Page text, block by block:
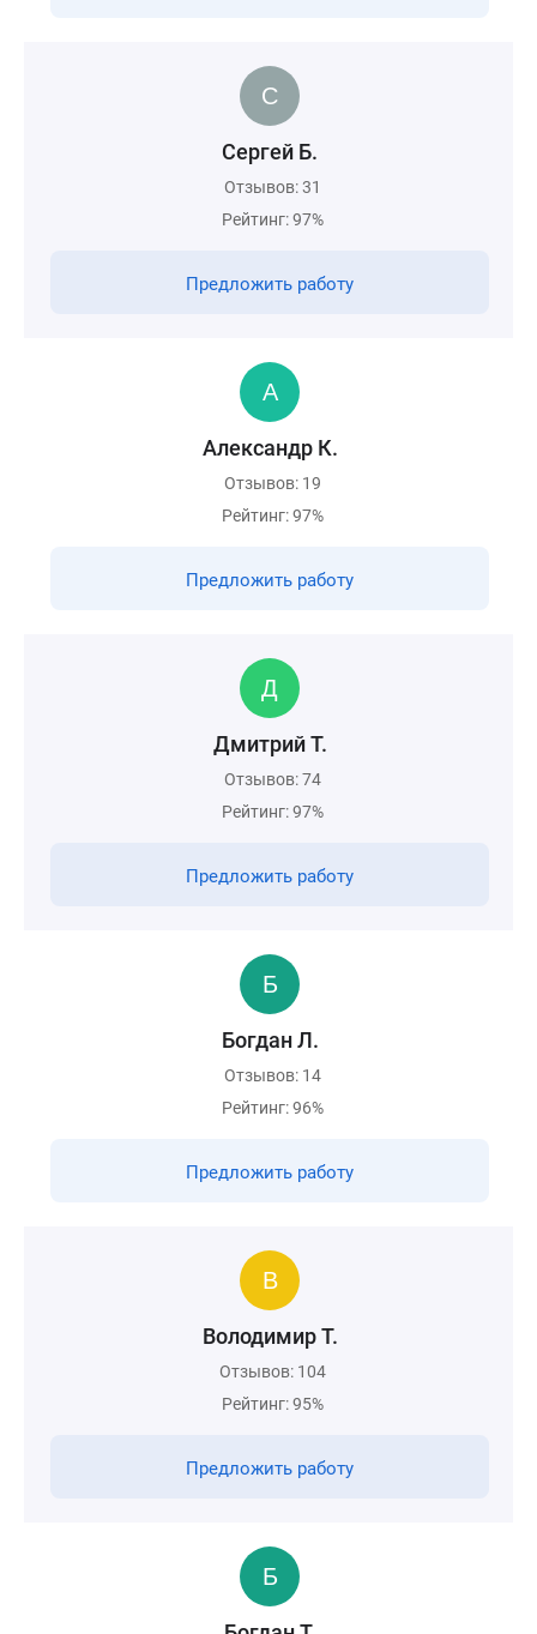
Сергей Б.
Отзывов: 31
Рейтинг: 97%
Предложить работу
Александр К.
Отзывов: 19
Рейтинг: 97%
Предложить работу
Дмитрий Т.
Отзывов: 74
Рейтинг: 97%
Предложить работу
Богдан Л.
Отзывов: 14
Рейтинг: 96%
Предложить работу
Володимир Т.
Отзывов: 104
Рейтинг: 95%
Предложить работу